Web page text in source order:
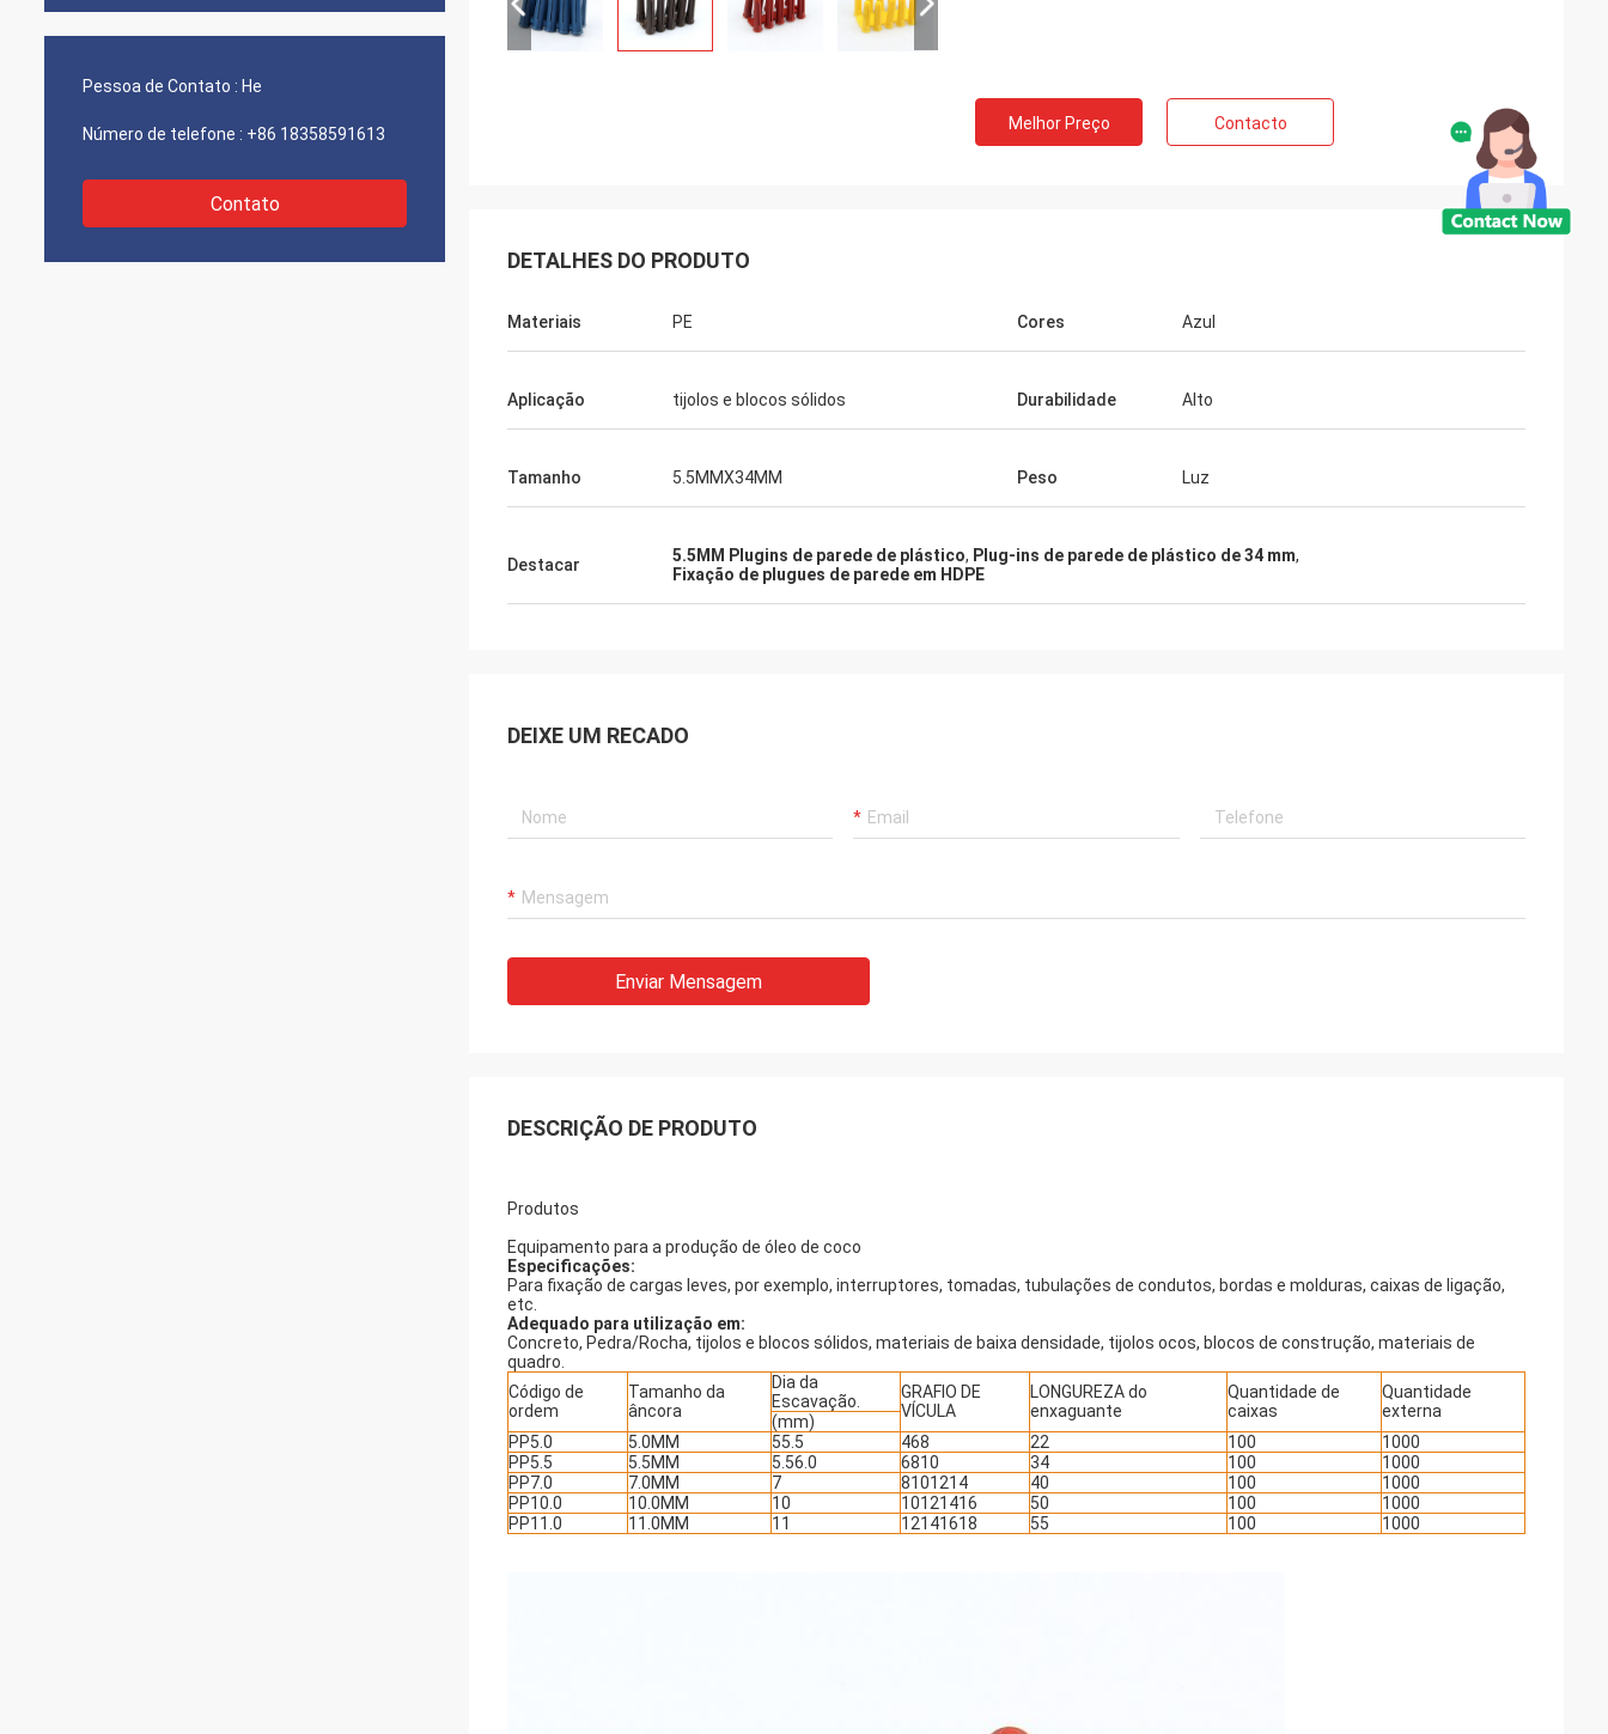
Pessoa de Contato : He
Número de telefone : +86 18358591613
Contato
Melhor Preço Contacto
DETALHES DO PRODUTO
Materiais PE Cores Azul
Aplicação tijolos e blocos sólidos Durabilidade Alto
Tamanho 5.5MMX34MM Peso Luz
Destacar 5.5MM Plugins de parede de plástico, Plug-ins de parede de plástico de 34 mm,
Fixação de plugues de parede em HDPE
DEIXE UM RECADO
Enviar Mensagem
DESCRIÇÃO DE PRODUTO
Produtos
Equipamento para a produção de óleo de coco
Especificações:
Para fixação de cargas leves, por exemplo, interruptores, tomadas, tubulações de condutos, bordas e molduras, caixas de ligação,
etc.
Adequado para utilização em:
Concreto, Pedra/Rocha, tijolos e blocos sólidos, materiais de baixa densidade, tijolos ocos, blocos de construção, materiais de
quadro.
Código de
ordem
Tamanho da
âncora
Dia da
Escavação.
GRAFIO DE
VÍCULA
LONGUREZA do
enxaguante
Quantidade de
caixas
Quantidade
externa
(mm)
PP5.0
5.0MM 55.5 468 22 100
1000
PP5.5
5.5MM 5.56.0 6810 34 100
1000
PP7.0
7.0MM 7 8101214 40 100
1000
PP10.0
10.0MM 10 10121416 50 100
1000
PP11.0
11.0MM 11 12141618 55 100 1000